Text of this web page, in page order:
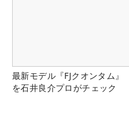
最新モデル『FJクオンタム』
を石井良介プロがチェック